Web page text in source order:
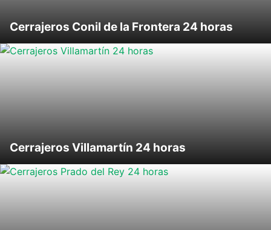
Cerrajeros Conil de la Frontera 24 horas
Cerrajeros Villamartín 24 horas